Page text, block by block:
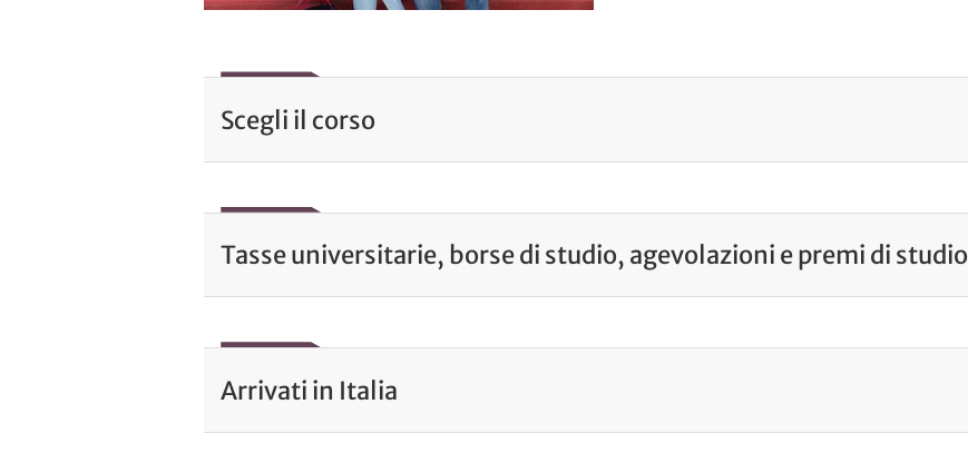
Scegli il corso
Tasse universitarie, borse di studio, agevolazioni e premi di studio
Arrivati in Italia